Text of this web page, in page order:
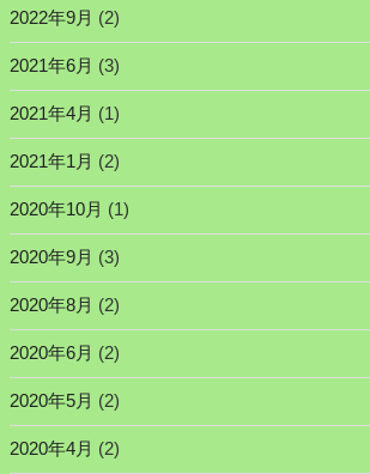
2022年9月 (2)
2021年6月 (3)
2021年4月 (1)
2021年1月 (2)
2020年10月 (1)
2020年9月 (3)
2020年8月 (2)
2020年6月 (2)
2020年5月 (2)
2020年4月 (2)